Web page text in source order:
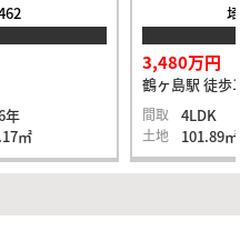
年
㎡
3,480万円
鶴ヶ島駅 徒歩
間取 4LDK
土地 101.89㎡